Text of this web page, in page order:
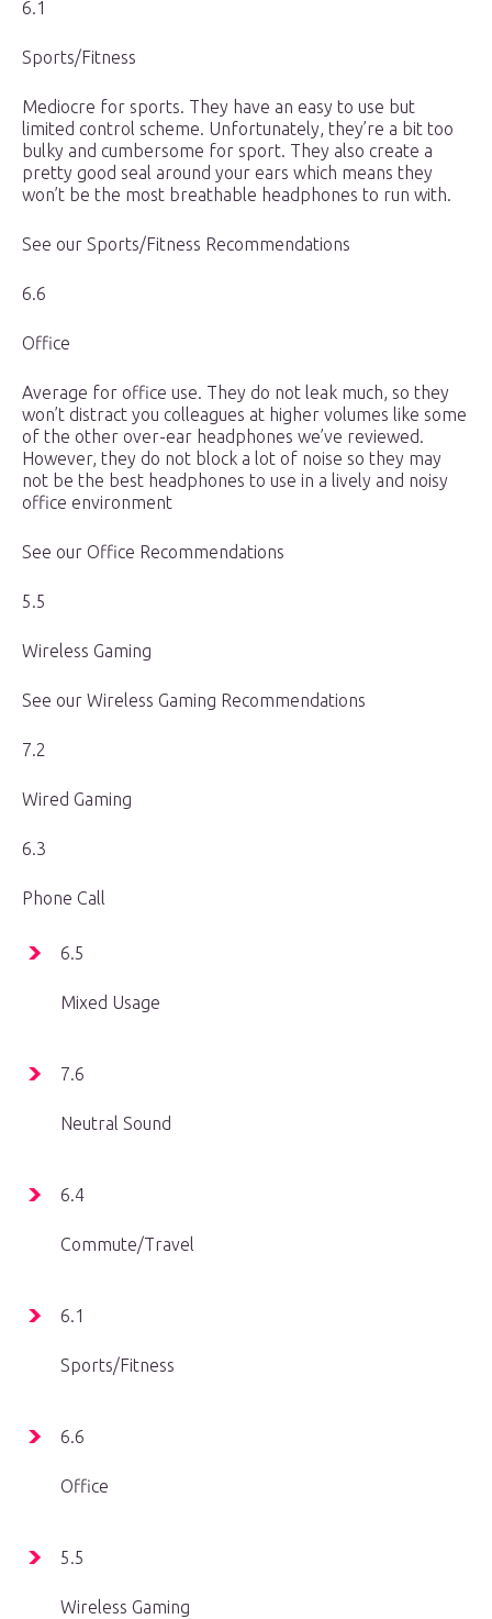
6.1
Sports/Fitness
Mediocre for sports. They have an easy to use but
limited control scheme. Unfortunately, they’re a bit too
bulky and cumbersome for sport. They also create a
pretty good seal around your ears which means they
won’t be the most breathable headphones to run with.
See our Sports/Fitness Recommendations
6.6
Office
Average for office use. They do not leak much, so they
won’t distract you colleagues at higher volumes like some
of the other over-ear headphones we’ve reviewed.
However, they do not block a lot of noise so they may
not be the best headphones to use in a lively and noisy
office environment
See our Office Recommendations
5.5
Wireless Gaming
See our Wireless Gaming Recommendations
7.2
Wired Gaming
6.3
Phone Call
6.5
Mixed Usage
7.6
Neutral Sound
6.4
Commute/Travel
6.1
Sports/Fitness
6.6
Office
5.5
Wireless Gaming